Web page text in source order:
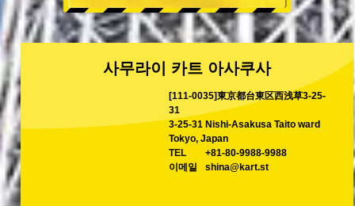
사무라이 카트 아사쿠사
[111-0035]東京都台東区西浅草3-25-
31
3-25-31 Nishi-Asakusa Taito ward
Tokyo, Japan
TEL
+81-80-9988-9988
이메일
shina@kart.st